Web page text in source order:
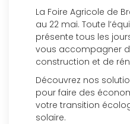
La Foire Agricole de
au 22 mai. Toute
présente tous les
vous accompagner
construction et de
Découvrez nos
pour faire des
votre transition
solaire.